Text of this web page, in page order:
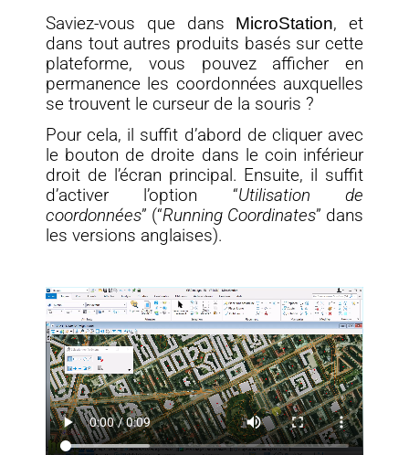
Saviez-vous que dans MicroStation, et
dans tout autres produits basés sur cette
plateforme, vous pouvez afficher en
permanence les coordonnées auxquelles
se trouvent le curseur de la souris ?
Pour cela, il suffit d’abord de cliquer avec
le bouton de droite dans le coin inférieur
droit de l’écran principal. Ensuite, il suffit
d’activer l’option “Utilisation de
coordonnées” (“Running Coordinates” dans
les versions anglaises).